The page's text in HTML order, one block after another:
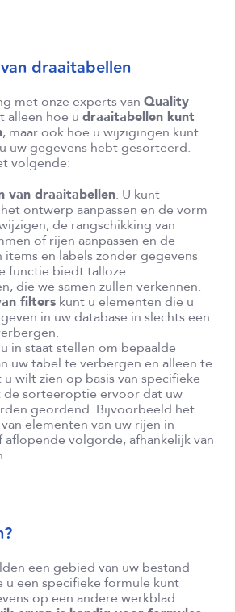
draaitabellen
met onze experts van Quality
alleen hoe u draaitabellen kunt
, maar ook hoe u wijzigingen kunt
uw gegevens hebt gesorteerd.
volgende:
van draaitabellen. U kunt
ontwerp aanpassen en de vorm
de rangschikking van
of rijen aanpassen en de
items en labels zonder gegevens
functie biedt talloze
die we samen zullen verkennen.
filters kunt u elementen die u
in uw database in slechts een
u in staat stellen om bepaalde
uw tabel te verbergen en alleen te
u wilt zien op basis van specifieke
sorteeroptie ervoor dat uw
geordend. Bijvoorbeeld het
elementen van uw rijen in
volgorde, afhankelijk van
een gebied van uw bestand
u een specifieke formule kunt
op een andere werkblad